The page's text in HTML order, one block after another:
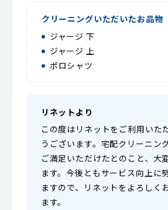
クリーニングいただいたお品物
ジャージ 下
ジャージ 上
ポロシャツ
リネットより
この度はリネットをご利用いた
うございます。宅配クリーニン
ご満足いただけたとのこと、大
ます。今後ともサービス向上に
ますので、リネットをよろしく
ます。